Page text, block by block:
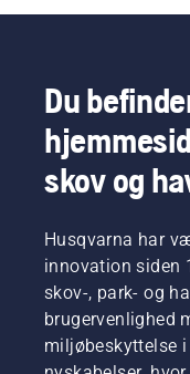
Du
skov og
Husqvarna har
innovation siden
skov-, park- og
brugervenlighed
miljøbeskyttelse